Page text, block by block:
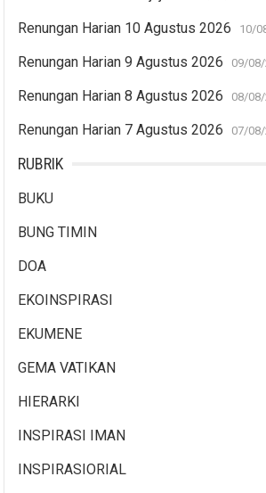
Renungan Harian 10 Agustus 2026 10/
Renungan Harian 9 Agustus 2026 09/
Renungan Harian 8 Agustus 2026 08/
Renungan Harian 7 Agustus 2026 07/
RUBRIK
BUKU
BUNG TIMIN
DOA
EKOINSPIRASI
EKUMENE
GEMA VATIKAN
HIERARKI
INSPIRASI IMAN
INSPIRASIORIAL